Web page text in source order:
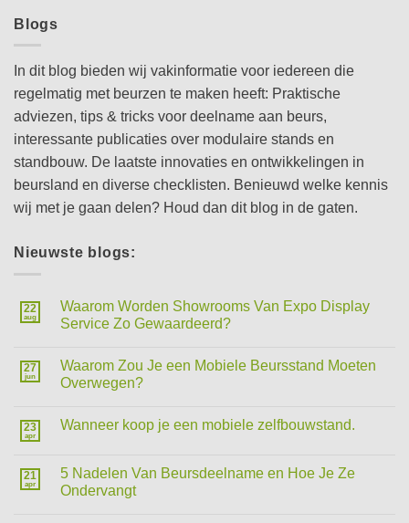
Blogs
In dit blog bieden wij vakinformatie voor iedereen die
regelmatig met beurzen te maken heeft: Praktische
adviezen, tips & tricks voor deelname aan beurs,
interessante publicaties over modulaire stands en
standbouw. De laatste innovaties en ontwikkelingen in
beursland en diverse checklisten. Benieuwd welke kennis
wij met je gaan delen? Houd dan dit blog in de gaten.
Nieuwste blogs:
22
aug
Waarom Worden Showrooms Van Expo Display
Service Zo Gewaardeerd?
27
jun
Waarom Zou Je een Mobiele Beursstand Moeten
Overwegen?
23
apr
Wanneer koop je een mobiele zelfbouwstand.
21
apr
5 Nadelen Van Beursdeelname en Hoe Je Ze
Ondervangt